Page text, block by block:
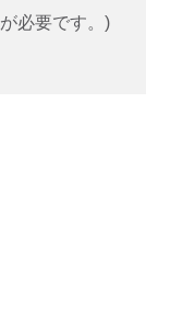
が必要です。)